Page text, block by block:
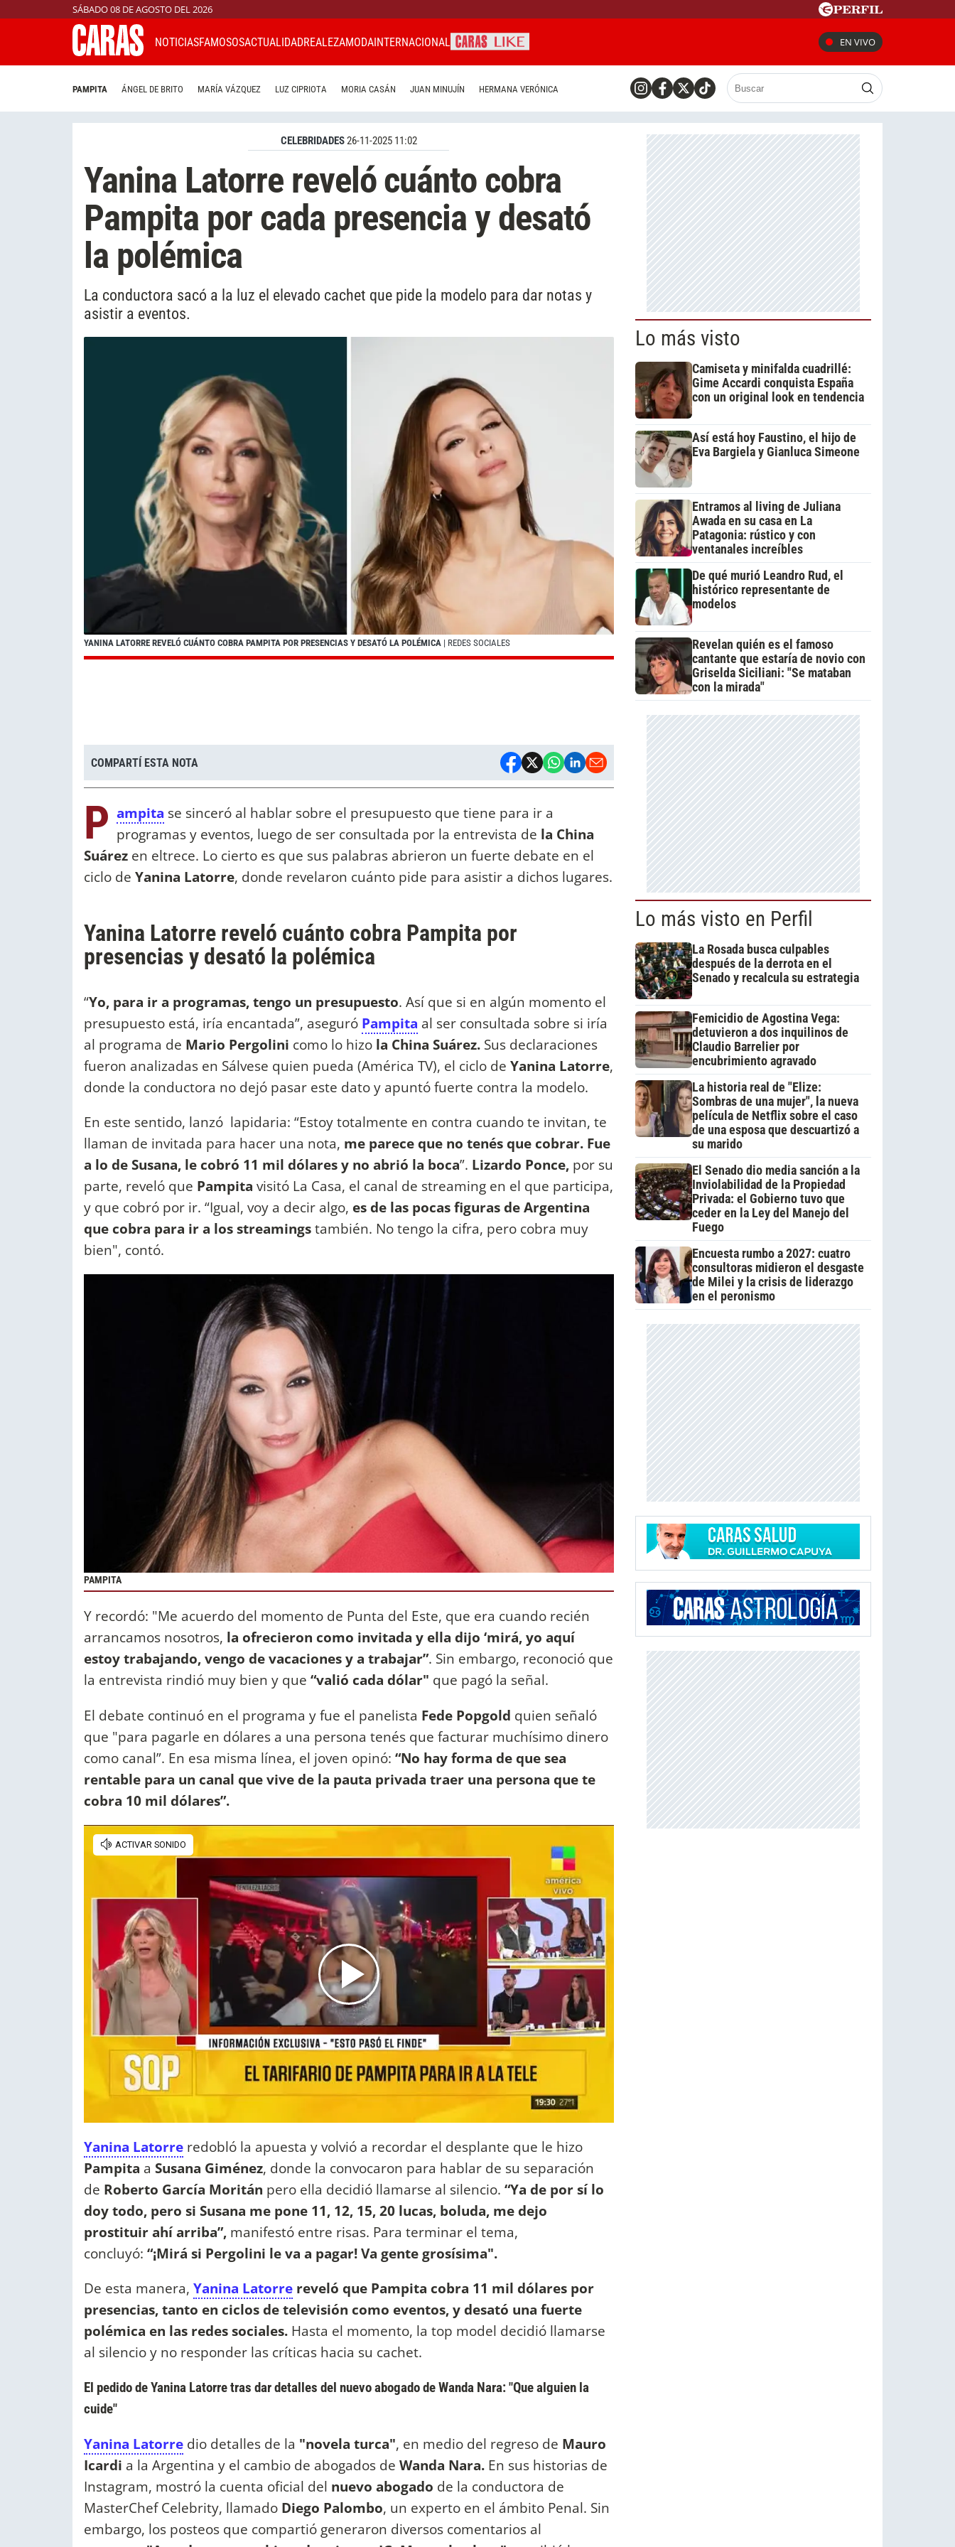
SÁBADO 08 DE AGOSTO DEL 2026
NOTICIASFAMOSOSACTUALIDADREALEZAMODAINTERNACIONAL EN VIVO
PAMPITA ÁNGEL DE BRITO MARÍA VÁZQUEZ LUZ CIPRIOTA MORIA CASÁN JUAN MINUJÍN HERMANA VERÓNICA
CELEBRIDADES26-11-2025 11:02
Yanina Latorre reveló cuánto cobra
Pampita por cada presencia y desató
la polémica
La conductora sacó a la luz el elevado cachet que pide la modelo para dar notas y
asistir a eventos.
YANINA LATORRE REVELÓ CUÁNTO COBRA PAMPITA POR PRESENCIAS Y DESATÓ LA POLÉMICA | REDES SOCIALES
COMPARTÍ ESTA NOTA
P ampita se sinceró al hablar sobre el presupuesto que tiene para ir a
programas y eventos, luego de ser consultada por la entrevista de la China
Suárez en eltrece. Lo cierto es que sus palabras abrieron un fuerte debate en el
ciclo de Yanina Latorre, donde revelaron cuánto pide para asistir a dichos lugares.
Yanina Latorre reveló cuánto cobra Pampita por
presencias y desató la polémica
“Yo, para ir a programas, tengo un presupuesto. Así que si en algún momento el
presupuesto está, iría encantada”, aseguró Pampita al ser consultada sobre si iría
al programa de Mario Pergolini como lo hizo la China Suárez. Sus declaraciones
fueron analizadas en Sálvese quien pueda (América TV), el ciclo de Yanina Latorre,
donde la conductora no dejó pasar este dato y apuntó fuerte contra la modelo.
En este sentido, lanzó lapidaria: “Estoy totalmente en contra cuando te invitan, te
llaman de invitada para hacer una nota, me parece que no tenés que cobrar. Fue
a lo de Susana, le cobró 11 mil dólares y no abrió la boca”. Lizardo Ponce, por su
parte, reveló que Pampita visitó La Casa, el canal de streaming en el que participa,
y que cobró por ir. “Igual, voy a decir algo, es de las pocas figuras de Argentina
que cobra para ir a los streamingstambién. No tengo la cifra, pero cobra muy
bien", contó.
PAMPITA
Y recordó: "Me acuerdo del momento de Punta del Este, que era cuando recién
arrancamos nosotros, la ofrecieron como invitada y ella dijo ‘mirá, yo aquí
estoy trabajando, vengo de vacaciones y a trabajar”. Sin embargo, reconoció que
la entrevista rindió muy bien y que “valió cada dólar" que pagó la señal.
El debate continuó en el programa y fue el panelista Fede Popgold quien señaló
que "para pagarle en dólares a una persona tenés que facturar muchísimo dinero
como canal”. En esa misma línea, el joven opinó: “No hay forma de que sea
rentable para un canal que vive de la pauta privada traer una persona que te
cobra 10 mil dólares”.
Yanina Latorre redobló la apuesta y volvió a recordar el desplante que le hizo
Pampita a Susana Giménez, donde la convocaron para hablar de su separación
de Roberto García Moritán pero ella decidió llamarse al silencio. “Ya de por sí lo
doy todo, pero si Susana me pone 11, 12, 15, 20 lucas, boluda, me dejo
prostituir ahí arriba”, manifestó entre risas. Para terminar el tema,
concluyó: “¡Mirá si Pergolini le va a pagar! Va gente grosísima".
De esta manera, Yanina Latorre reveló que Pampita cobra 11 mil dólares por
presencias, tanto en ciclos de televisión como eventos, y desató una fuerte
polémica en las redes sociales. Hasta el momento, la top model decidió llamarse
al silencio y no responder las críticas hacia su cachet.
El pedido de Yanina Latorre tras dar detalles del nuevo abogado de Wanda Nara: "Que alguien la
cuide"
Yanina Latorre dio detalles de la "novela turca", en medio del regreso de Mauro
Icardi a la Argentina y el cambio de abogados de Wanda Nara. En sus historias de
Instagram, mostró la cuenta oficial del nuevo abogado de la conductora de
MasterChef Celebrity, llamado Diego Palombo, un experto en el ámbito Penal. Sin
embargo, los posteos que compartió generaron diversos comentarios al
Lo más visto
Camiseta y minifalda cuadrillé:
Gime Accardi conquista España
con un original look en tendencia
Así está hoy Faustino, el hijo de
Eva Bargiela y Gianluca Simeone
Entramos al living de Juliana
Awada en su casa en La
Patagonia: rústico y con
ventanales increíbles
De qué murió Leandro Rud, el
histórico representante de
modelos
Revelan quién es el famoso
cantante que estaría de novio con
Griselda Siciliani: "Se mataban
con la mirada"
Lo más visto en Perfil
La Rosada busca culpables
después de la derrota en el
Senado y recalcula su estrategia
Femicidio de Agostina Vega:
detuvieron a dos inquilinos de
Claudio Barrelier por
encubrimiento agravado
La historia real de "Elize:
Sombras de una mujer", la nueva
película de Netflix sobre el caso
de una esposa que descuartizó a
su marido
El Senado dio media sanción a la
Inviolabilidad de la Propiedad
Privada: el Gobierno tuvo que
ceder en la Ley del Manejo del
Fuego
Encuesta rumbo a 2027: cuatro
consultoras midieron el desgaste
de Milei y la crisis de liderazgo
en el peronismo